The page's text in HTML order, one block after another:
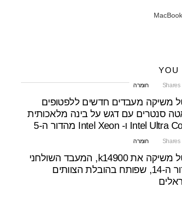
YOU
Shares חומרה
משיקה מעבדים חדשים ללפטופים
סנטרים עם דגש על בינה מלאכותית
Shares חומרה
אינטל משיקה את k14900, המעבד השולחני
מהדור ה-14, שפותח בהובלת הצוותים